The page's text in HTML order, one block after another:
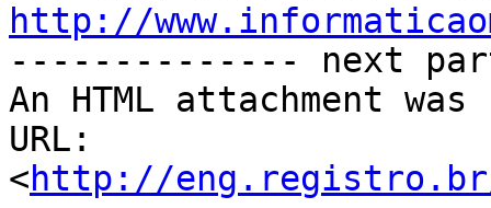
http://
-------------- next
An HTML attachment
URL:
<http://eng.registro.br/